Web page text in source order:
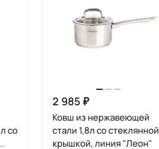
со
2 985 ₽
Ковш из нержавеющей
стали 1,8л со стеклянной
крышкой, линия "Леон"